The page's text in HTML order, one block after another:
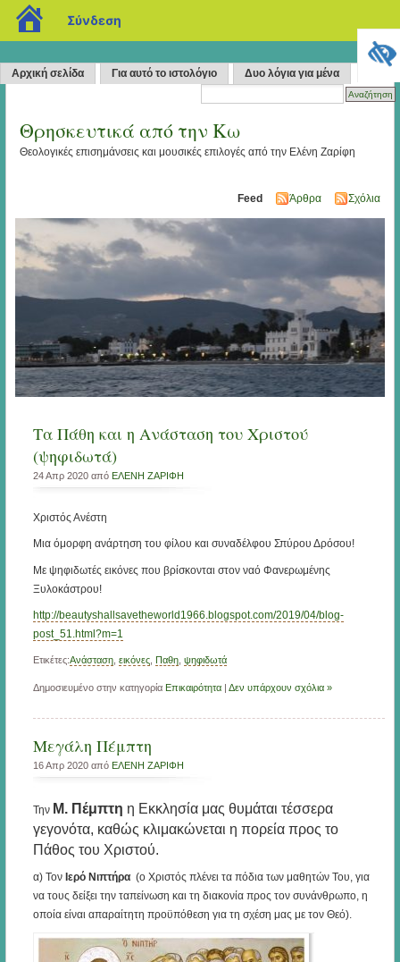
Αρχική σελίδα Για αυτό το ιστολόγιο Δυο λόγια για μένα
Θρησκευτικά από την Κω
Θεολογικές επισημάνσεις και μουσικές επιλογές από την Ελένη Ζαρίφη
Feed Άρθρα Σχόλια
Τα Πάθη και η Ανάσταση του Χριστού
(ψηφιδωτά)
24 Απρ 2020 από ΕΛΕΝΗ ΖΑΡΙΦΗ
Χριστός Ανέστη
Μια όμορφη ανάρτηση του φίλου και συναδέλφου Σπύρου Δρόσου!
Με ψηφιδωτές εικόνες που βρίσκονται στον ναό Φανερωμένης
Ξυλοκάστρου!
http://beautyshallsavetheworld1966.blogspot.com/2019/04/blog-
post_51.html?m=1
Ετικέτες:Ανάσταση, εικόνες, Παθη, ψηφιδωτά
Δημοσιευμένο στην κατηγορία Επικαιρότητα| Δεν υπάρχουν σχόλια »
Μεγάλη Πέμπτη
16 Απρ 2020 από ΕΛΕΝΗ ΖΑΡΙΦΗ
Την Μ. Πέμπτη η Εκκλησία μας θυμάται τέσσερα
γεγονότα, καθώς κλιμακώνεται η πορεία προς το
Πάθος του Χριστού.
α) Τον Ιερό Νιπτήρα(ο Χριστός πλένει τα πόδια των μαθητών Του, για
να τους δείξει την ταπείνωση και τη διακονία προς τον συνάνθρωπο, η
οποία είναι απαραίτητη προϋπόθεση για τη σχέση μας με τον Θεό).
blogs.sch.gr
Σύνδεση